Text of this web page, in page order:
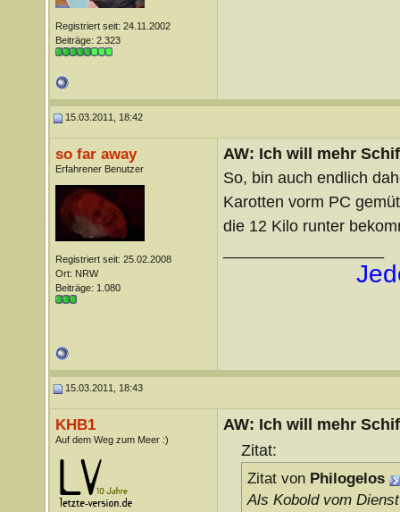
Registriert seit: 24.11.2002
Beiträge: 2.323
15.03.2011, 18:42
so far away
Erfahrener Benutzer
Registriert seit: 25.02.2008
Ort: NRW
Beiträge: 1.080
AW: Ich will mehr
So, bin auch endlich
Karotten vorm PC
die 12 Kilo runter
15.03.2011, 18:43
KHB1
Auf dem Weg zum Meer :)
AW: Ich will mehr
Zitat:
Zitat von Philogelos
Als Kobold vom